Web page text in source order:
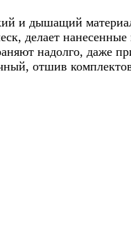
и дышащий
делает
надолго, даже
отшив